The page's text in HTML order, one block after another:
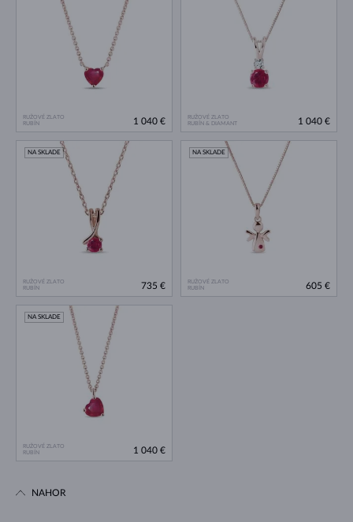
RUŽOVÉ ZLATO
RUBÍN
1 040 €
RUŽOVÉ ZLATO
RUBÍN & DIAMANT
1 040 €
RUŽOVÉ ZLATO
RUBÍN
NA SKLADE
735 €
RUŽOVÉ ZLATO
RUBÍN
NA SKLADE
605 €
RUŽOVÉ ZLATO
RUBÍN
NA SKLADE
1 040 €
NAHOR